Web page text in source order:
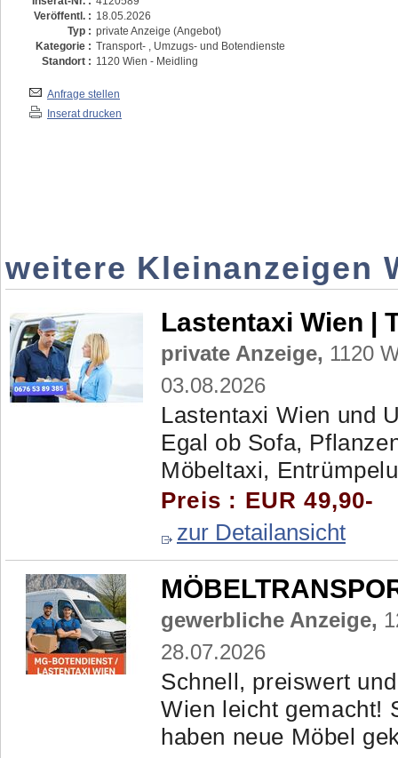
Veröffentl. : 18.05.2026
Typ : private Anzeige (Angebot)
Kategorie : Transport- , Umzugs- und Botendienste
Standort : 1120 Wien - Meidling
Anfrage stellen
Inserat drucken
weitere Kleinanzeigen
Lastentaxi Wien |
private Anzeige, 1120
03.08.2026
Lastentaxi Wien und
Egal ob Sofa,
Möbeltaxi,
Preis : EUR 49,90-
zur Detailansicht
gewerbliche Anzeige,
28.07.2026
Schnell, preiswert
Wien leicht gemacht!
haben neue Möbel